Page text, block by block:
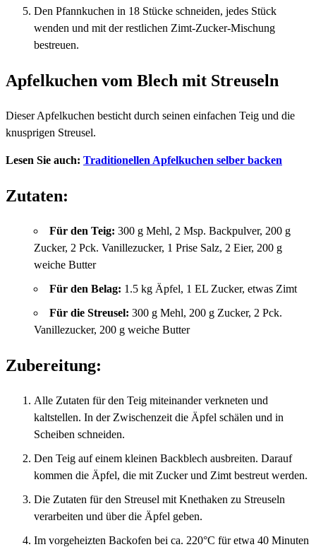
Den Pfannkuchen in 18 Stücke schneiden, jedes Stück
wenden und mit der restlichen Zimt-Zucker-Mischung
bestreuen.
Apfelkuchen vom Blech mit Streuseln
Dieser Apfelkuchen besticht durch seinen einfachen Teig und die
knusprigen Streusel.
Lesen Sie auch: Traditionellen Apfelkuchen selber backen
Zutaten:
Für den Teig: 300 g Mehl, 2 Msp. Backpulver, 200 g
Zucker, 2 Pck. Vanillezucker, 1 Prise Salz, 2 Eier, 200 g
weiche Butter
Für den Belag: 1.5 kg Äpfel, 1 EL Zucker, etwas Zimt
Für die Streusel: 300 g Mehl, 200 g Zucker, 2 Pck.
Vanillezucker, 200 g weiche Butter
Zubereitung:
Alle Zutaten für den Teig miteinander verkneten und
kaltstellen. In der Zwischenzeit die Äpfel schälen und in
Scheiben schneiden.
Den Teig auf einem kleinen Backblech ausbreiten. Darauf
kommen die Äpfel, die mit Zucker und Zimt bestreut werden.
Die Zutaten für den Streusel mit Knethaken zu Streuseln
verarbeiten und über die Äpfel geben.
Im vorgeheizten Backofen bei ca. 220°C für etwa 40 Minuten